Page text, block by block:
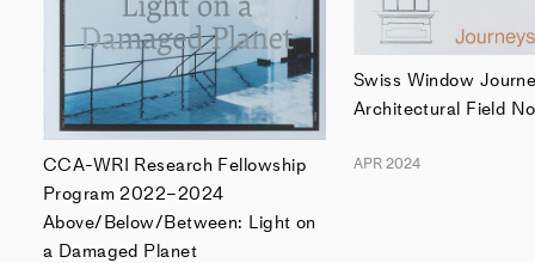
CCA-WRI Research Fellowship
Program 2022–2024
Above/Below/Between: Light on
a Damaged Planet
Swiss Window
Architectural Field
APR 2024